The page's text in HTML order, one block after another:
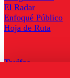
El Radar
Enfoqué Público
Hoja de Ruta
Tarifas